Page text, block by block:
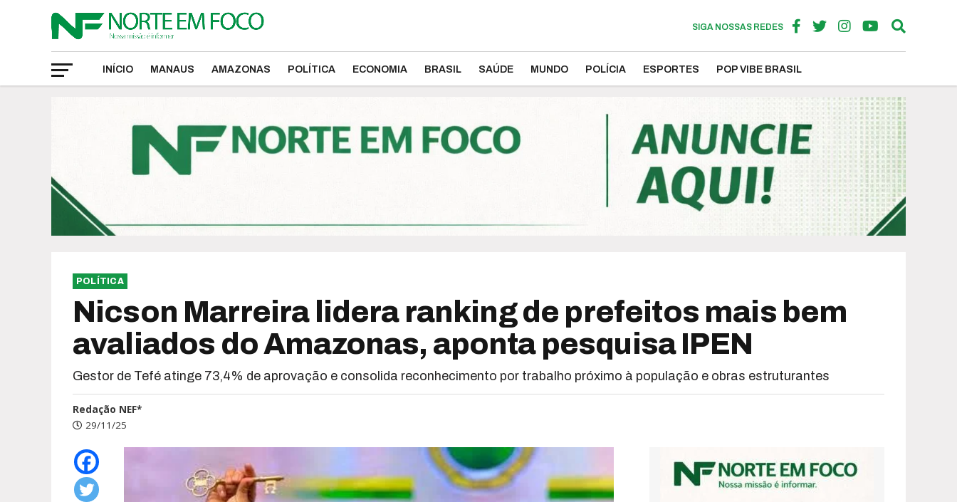
SIGA NOSSAS REDES
INÍCIO MANAUS AMAZONAS POLÍTICA ECONOMIA BRASIL SAÚDE MUNDO POLÍCIA ESPORTES POP VIBE BRASIL
POLÍTICA
Nicson Marreira lidera ranking de prefeitos mais bem
avaliados do Amazonas, aponta pesquisa IPEN
Gestor de Tefé atinge 73,4% de aprovação e consolida reconhecimento por trabalho próximo à população e obras estruturantes
Redação NEF*
29/11/25